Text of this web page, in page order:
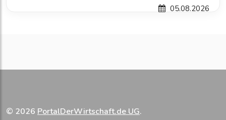
05.08.2026
© 2026 PortalDerWirtschaft.de UG.